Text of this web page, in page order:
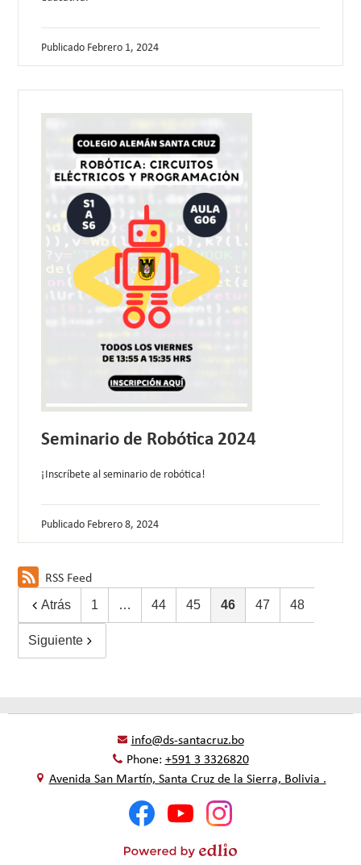
Publicado Febrero 1, 2024
Seminario de Robótica 2024
¡Inscríbete al seminario de robótica!
Publicado Febrero 8, 2024
RSS Feed
Atrás 1 … 44 45 46 47 48
Siguiente
info@ds-santacruz.bo
Phone: +591 3 3326820
Avenida San Martín, Santa Cruz de la Sierra, Bolivia .
Social
Media
Footer
FacebookYouTubeInstagram